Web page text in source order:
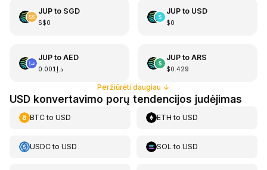
JUPto SGD
S$0
JUPto USD
$0
JUPto AED
د.إ0.001
JUPto ARS
$0.429
Peržiūrėti daugiau ↓
USD konvertavimo porų tendencijos judėjimas
BTCto USD ETH toUSD
USDCto USD SOL toUSD